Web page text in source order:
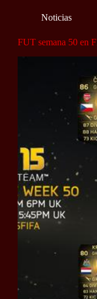
Noticias
FUT semana 50 en